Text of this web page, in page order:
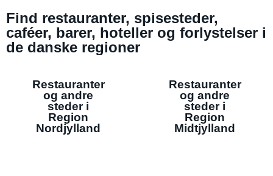
Find restauranter, spisesteder,
caféer, barer, hoteller og forlystelser i
de danske regioner
Restauranter
og andre
steder i
Region
Nordjylland
Restauranter
og andre
steder i
Region
Midtjylland